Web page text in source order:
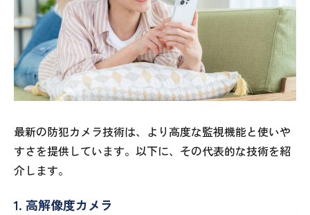
最新の防犯カメラ技術は、より高度な監視機能と使いや
すさを提供しています。以下に、その代表的な技術を紹
介します。
1. 高解像度カメラ